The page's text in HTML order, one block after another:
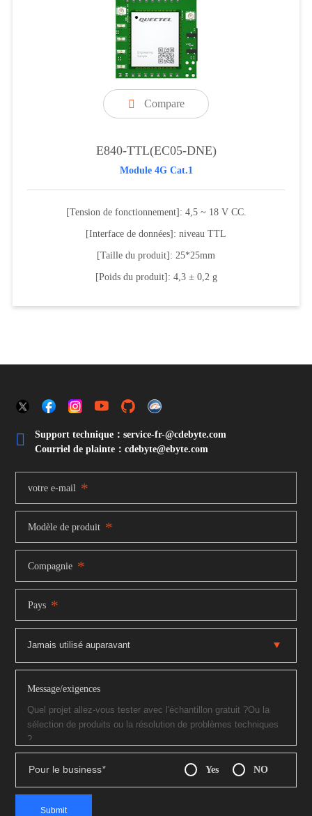
 Compare
E840-TTL(EC05-DNE)
Module 4G Cat.1
[Tension de fonctionnement]: 4,5 ~ 18 V CC.
[Interface de données]: niveau TTL
[Taille du produit]: 25*25mm
[Poids du produit]: 4,3 ± 0,2 g

Support technique：service-fr-@cdebyte.com
Courriel de plainte：cdebyte@ebyte.com
votre e-mail *
Modèle de produit *
Compagnie *
Pays *
Message/exigences
Pour le business* Yes NO